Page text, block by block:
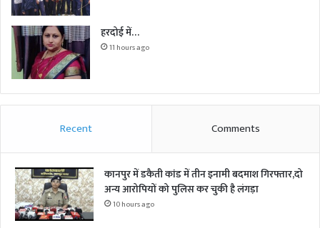
हरदोई में…
11 hours ago
Recent Comments
कानपुर में डकैती कांड में तीन इनामी बदमाश गिरफ्तार,दो
अन्य आरोपियों को पुलिस कर चुकी है लंगड़ा
10 hours ago